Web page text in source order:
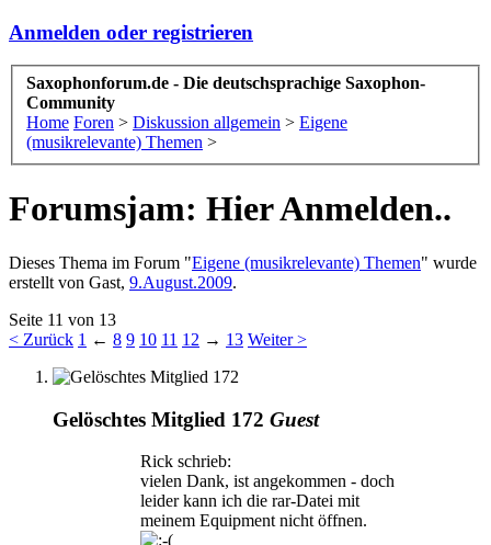
Anmelden oder registrieren
Saxophonforum.de - Die deutschsprachige Saxophon-
Community
Home Foren > Diskussion allgemein > Eigene
(musikrelevante) Themen >
Forumsjam: Hier Anmelden..
Dieses Thema im Forum "Eigene (musikrelevante) Themen" wurde
erstellt von Gast, 9.August.2009.
Seite 11 von 13
< Zurück 1 ← 8 9 10 11 12 → 13 Weiter >
Gelöschtes Mitglied 172 Guest
Rick schrieb:
vielen Dank, ist angekommen - doch
leider kann ich die rar-Datei mit
meinem Equipment nicht öffnen.